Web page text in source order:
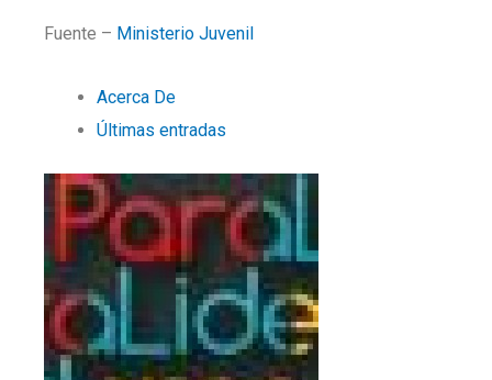
Fuente – Ministerio Juvenil
Acerca De
Últimas entradas